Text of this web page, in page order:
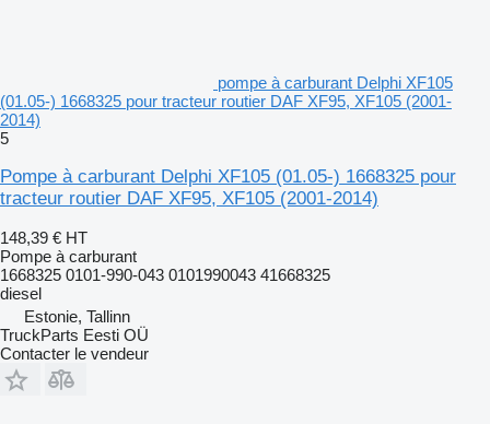
pompe à carburant Delphi XF105
(01.05-) 1668325 pour tracteur routier DAF XF95, XF105 (2001-
2014)
5
Pompe à carburant Delphi XF105 (01.05-) 1668325 pour
tracteur routier DAF XF95, XF105 (2001-2014)
148,39 € HT
Pompe à carburant
1668325 0101-990-043 0101990043 41668325
diesel
Estonie, Tallinn
TruckParts Eesti OÜ
Contacter le vendeur